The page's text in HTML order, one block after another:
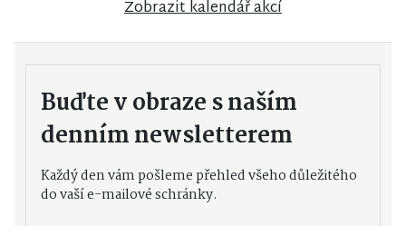
Zobrazit kalendář akcí
Buďte v obraze s naším
denním newsletterem
Každý den vám pošleme přehled všeho důležitého
do vaší e-mailové schránky.